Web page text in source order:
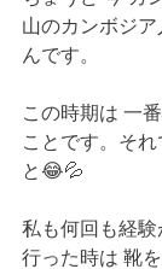
山のカンボジア
んです。
この時期は 一
ことです。そ
と😂💦
私も何回も経
行った時は 靴